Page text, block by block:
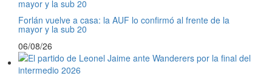
Forlán vuelve a casa: la AUF lo confirmó al frente de la
mayor y la sub 20
06/08/26